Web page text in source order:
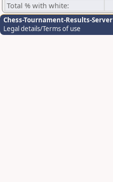
Total % with white:
Chess-Tournament-Results-Server
Legal details/Terms of use